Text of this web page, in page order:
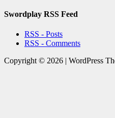
Swordplay RSS Feed
RSS - Posts
RSS - Comments
Copyright © 2026 | WordPress